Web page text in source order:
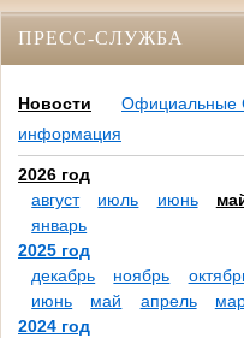
ПРЕСС-СЛУЖБА
Новости
информация
2026 год
август
июль июнь
январь
2025 год
декабрь
ноябрь
июнь
май апрель
2024 год